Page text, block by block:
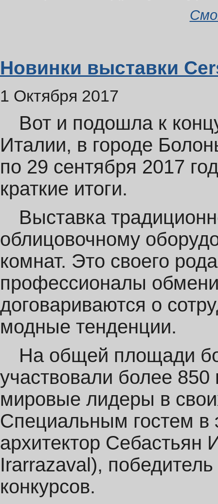
Новинки выставки
1 Октября 2017
Вот и подошла к
Италии, в городе
по 29 сентября 2017
краткие итоги.
Выставка
облицовочному
комнат. Это своего
профессионалы
договариваются о
модные тенденции.
На общей площади
участвовали более
мировые лидеры в
Специальным гостем в
архитектор Себастьян
Irarrazaval),
конкурсов.